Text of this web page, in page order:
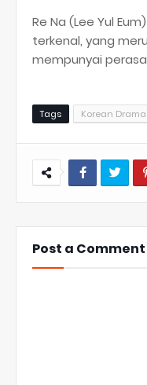
Re Na (Lee Yul
terkenal, yang
mempunyai
Tags Korean Drama
Post a Comment